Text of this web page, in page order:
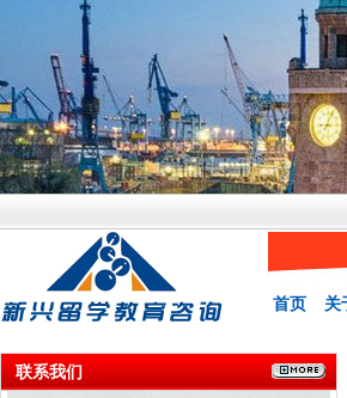
首页 关
联系我们